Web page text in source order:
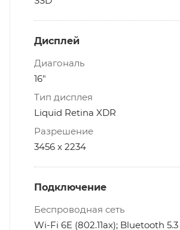
Дисплей
Диагональ
16"
Тип дисплея
Liquid Retina XDR
Разрешение
3456 x 2234
Подключение
Беспроводная сеть
Wi-Fi 6E (802.11ax); Bluetooth 5.3